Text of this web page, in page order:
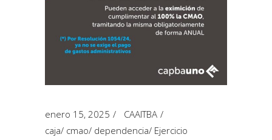
enero 15, 2025
CAAITBA
caja/ cmao/ dependencia/ Ejercicio